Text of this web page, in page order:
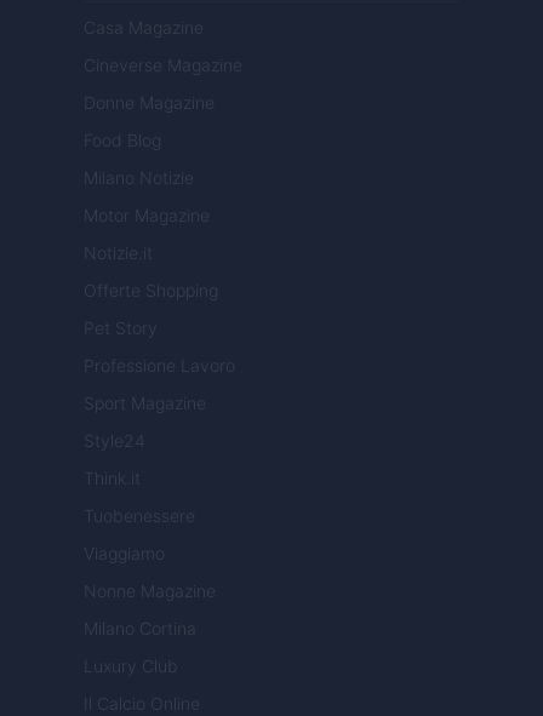
Casa Magazine
Cineverse Magazine
Donne Magazine
Food Blog
Milano Notizie
Motor Magazine
Notizie.it
Offerte Shopping
Pet Story
Professione Lavoro
Sport Magazine
Style24
Think.it
Tuobenessere
Viaggiamo
Nonne Magazine
Milano Cortina
Luxury Club
Il Calcio Online